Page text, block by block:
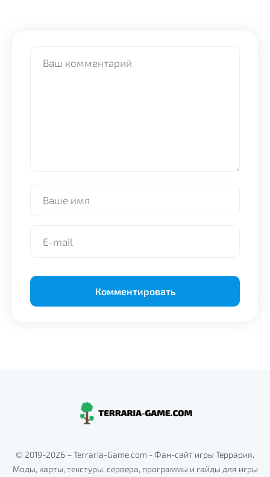
© 2019-2026 – Terraria-Game.com - Фан-сайт игры Террария.
Моды, карты, текстуры, сервера, программы и гайды для игры